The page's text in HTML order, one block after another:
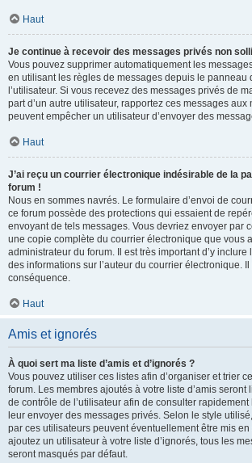
Haut
Je continue à recevoir des messages privés non
Vous pouvez supprimer automatiquement les
en utilisant les règles de messages depuis le panneau
l’utilisateur. Si vous recevez des messages privés de
part d’un autre utilisateur, rapportez ces messages aux
peuvent empêcher un utilisateur d’envoyer des
Haut
J’ai reçu un courrier électronique indésirable de la
forum !
Nous en sommes navrés. Le formulaire d’envoi de
ce forum possède des protections qui essaient de
envoyant de tels messages. Vous devriez envoyer par
une copie complète du courrier électronique que vous
administrateur du forum. Il est très important d’y
des informations sur l’auteur du courrier électronique.
conséquence.
Haut
Amis et ignorés
À quoi sert ma liste d’amis et d’ignorés ?
Vous pouvez utiliser ces listes afin d’organiser et trier
forum. Les membres ajoutés à votre liste d’amis seront
de contrôle de l’utilisateur afin de consulter
leur envoyer des messages privés. Selon le style
par ces utilisateurs peuvent éventuellement être mis
ajoutez un utilisateur à votre liste d’ignorés, tous les
seront masqués par défaut.